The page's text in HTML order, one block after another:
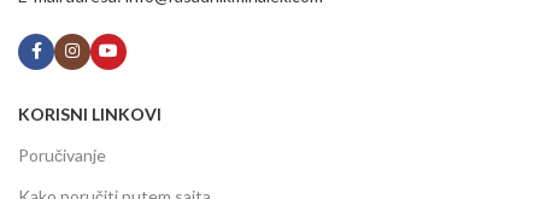
KORISNI LINKOVI
Poručivanje